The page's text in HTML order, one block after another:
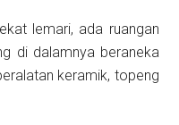
lemari, ada ruangan
di dalamnya beraneka
keramik, topeng